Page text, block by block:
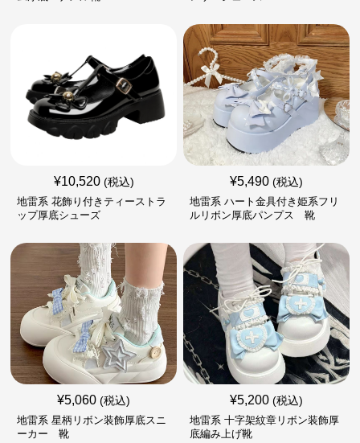
¥10,520 (税込)
地雷系 花飾り付きティーストラ
ップ厚底シューズ
¥5,490 (税込)
地雷系 ハート金具付き姫系フリ
ルリボン厚底パンプス 靴
¥5,060 (税込)
地雷系 星柄リボン装飾厚底スニ
ーカー 靴
¥5,200 (税込)
地雷系 十字架紋章リボン装飾厚
底編み上げ靴